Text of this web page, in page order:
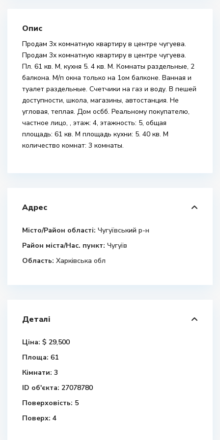
Опис
Продам 3х комнатную квартиру в центре чугуева.
Продам 3х комнатную квартиру в центре чугуева.
Пл. 61 кв. М, кухня 5. 4 кв. М. Комнаты раздельные, 2
балкона. М/п окна только на 1ом балконе. Ванная и
туалет раздельные. Счетчики на газ и воду. В пешей
доступности, школа, магазины, автостанция. Не
угловая, теплая. Дом осбб. Реальному покупателю,
частное лицо, , этаж: 4, этажность: 5, общая
площадь: 61 кв. М площадь кухни: 5. 40 кв. М
количество комнат: 3 комнаты.
Адрес
Місто/Район області: Чугуївський р-н
Район міста/Нас. пункт: Чугуїв
Область: Харківська обл
Деталі
Ціна: $ 29,500
Площа: 61
Кімнати: 3
ID об'єкта: 27078780
Поверховість: 5
Поверх: 4